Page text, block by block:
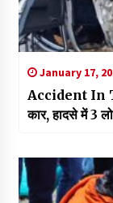
January 17,
Accident In
कार, हादसे में 3